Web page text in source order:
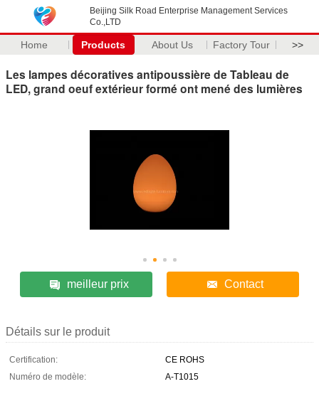
Beijing Silk Road Enterprise Management Services
Co.,LTD
Home Products About Us Factory Tour >>
Les lampes décoratives antipoussière de Tableau de
LED, grand oeuf extérieur formé ont mené des lumières
meilleur prix Contact
Détails sur le produit
Certification:
CE ROHS
Numéro de modèle:
A-T1015